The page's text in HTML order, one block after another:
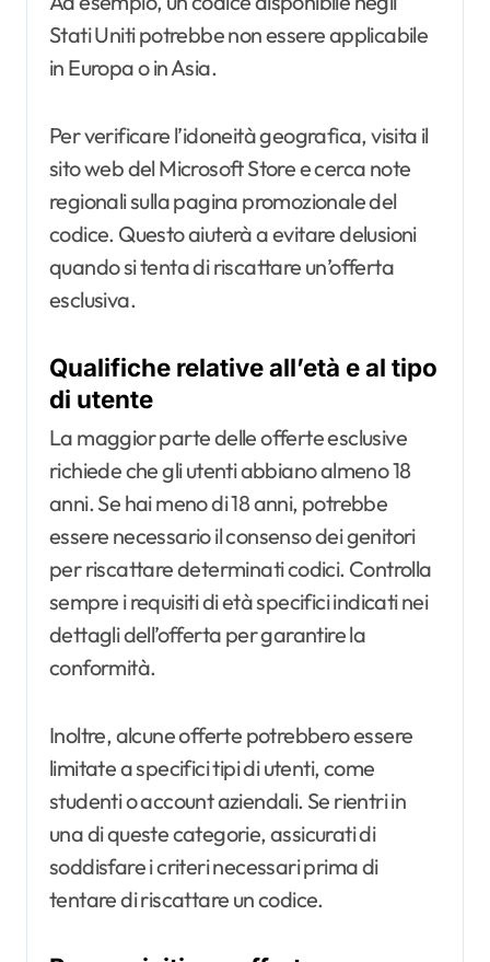
Stati Uniti potrebbe non essere applicabile
in Europa o in Asia.
Per verificare l’idoneità geografica, visita il
sito web del Microsoft Store e cerca note
regionali sulla pagina promozionale del
codice. Questo aiuterà a evitare delusioni
quando si tenta di riscattare un’offerta
esclusiva.
Qualifiche relative all’età e al tipo
di utente
La maggior parte delle offerte esclusive
richiede che gli utenti abbiano almeno 18
anni. Se hai meno di 18 anni, potrebbe
essere necessario il consenso dei genitori
per riscattare determinati codici. Controlla
sempre i requisiti di età specifici indicati nei
dettagli dell’offerta per garantire la
conformità.
Inoltre, alcune offerte potrebbero essere
limitate a specifici tipi di utenti, come
studenti o account aziendali. Se rientri in
una di queste categorie, assicurati di
soddisfare i criteri necessari prima di
tentare di riscattare un codice.